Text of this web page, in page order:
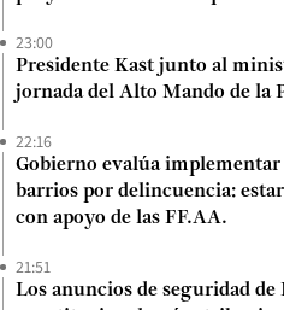
23:00
Presidente Kast junto al
jornada del Alto Mando de la
22:16
Gobierno evalúa implementar
barrios por delincuencia:
con apoyo de las FF.AA.
21:51
Los anuncios de seguridad